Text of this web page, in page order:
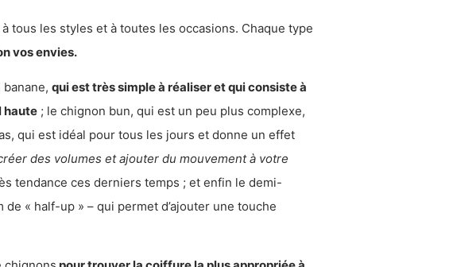
tous les styles et à toutes les occasions. Chaque type
vos envies.
qui est très simple à réaliser et qui consiste à
haute ; le chignon bun, qui est un peu plus complexe,
qui est idéal pour tous les jours et donne un effet
des volumes et ajouter du mouvement à votre
tendance ces derniers temps ; et enfin le demi-
« half-up » – qui permet d’ajouter une touche